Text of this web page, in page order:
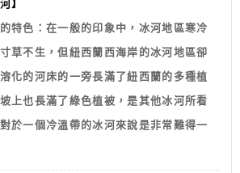
】
的特色：在一般的印象中，冰河地區寒冷
草不生，但紐西蘭西海岸的冰河地區卻
化的河床的一旁長滿了紐西蘭的多種植
上也長滿了綠色植被，是其他冰河所看
於一個冷溫帶的冰河來說是非常難得一